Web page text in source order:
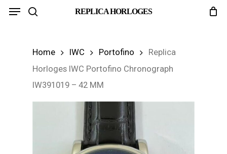
Skip
REPLICA HORLOGES
Menu
Home IWC Portofino
Replica
Horloges IWC Portofino Chronograph
IW391019 – 42 MM